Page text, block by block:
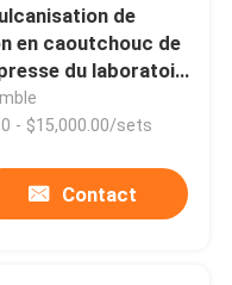
de bande de
de
en caoutchouc de
du laboratoire
- $15,000.00/sets
Contact